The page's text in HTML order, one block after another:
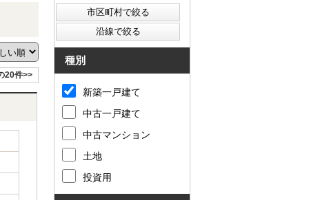
20件>>
種別
新築一戸建て
中古一戸建て
中古マンション
土地
投資用